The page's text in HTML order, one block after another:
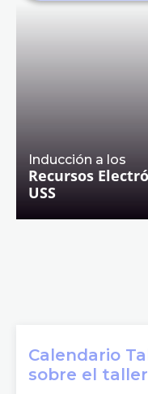
Inducción a los
Recursos
USS
Calendario
sobre el